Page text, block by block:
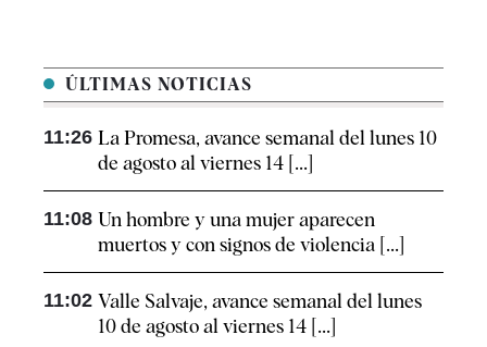
ÚLTIMAS NOTICIAS
11:26 La Promesa, avance semanal del lunes 10
de agosto al viernes 14 [...]
11:08 Un hombre y una mujer aparecen
muertos y con signos de violencia [...]
11:02 Valle Salvaje, avance semanal del lunes
10 de agosto al viernes 14 [...]